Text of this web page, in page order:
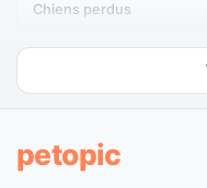
Chiens perdus
Adoptants d'animaux
petopic